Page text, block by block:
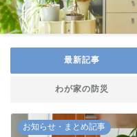
最新記事
わが家の防災
お知らせ・まとめ記事